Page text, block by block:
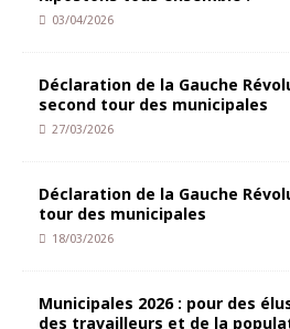
03/04/2026
Déclaration de la Gauche
second tour des municipales
27/03/2026
Déclaration de la Gauche
tour des municipales
18/03/2026
Municipales 2026 : pour des
des travailleurs et de la